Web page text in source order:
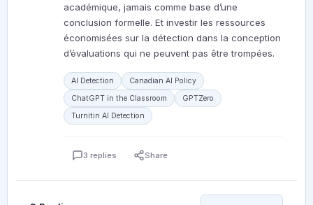
académique, jamais comme base d’une
conclusion formelle. Et investir les ressources
économisées sur la détection dans la conception
d’évaluations qui ne peuvent pas être trompées.
AI Detection
Canadian AI Policy
ChatGPT in the Classroom
GPTZero
Turnitin AI Detection
3 replies Share